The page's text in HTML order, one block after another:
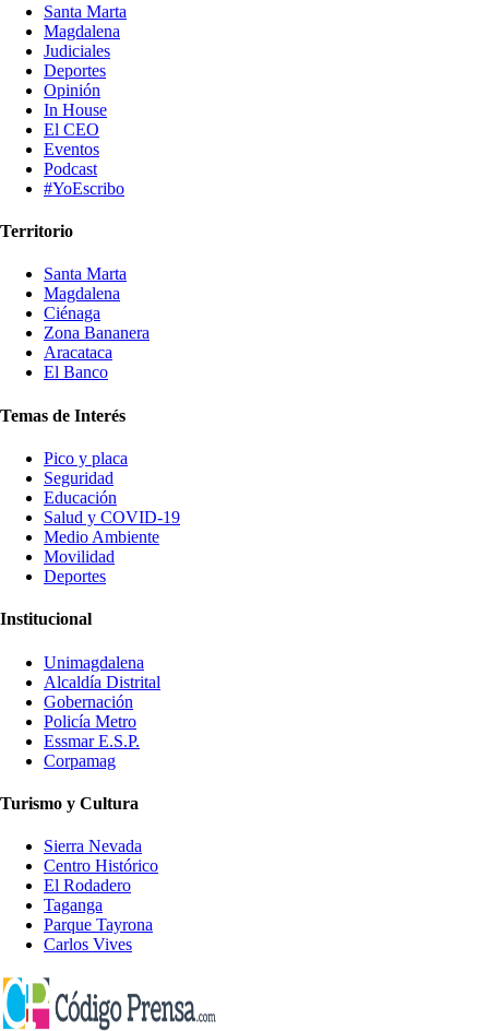
Santa Marta
Magdalena
Judiciales
Deportes
Opinión
In House
El CEO
Eventos
Podcast
#YoEscribo
Territorio
Santa Marta
Magdalena
Ciénaga
Zona Bananera
Aracataca
El Banco
Temas de Interés
Pico y placa
Seguridad
Educación
Salud y COVID-19
Medio Ambiente
Movilidad
Deportes
Institucional
Unimagdalena
Alcaldía Distrital
Gobernación
Policía Metro
Essmar E.S.P.
Corpamag
Turismo y Cultura
Sierra Nevada
Centro Histórico
El Rodadero
Taganga
Parque Tayrona
Carlos Vives